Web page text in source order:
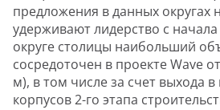
предложения в данных округах
удерживают лидерство с
округе столицы наибольший
сосредоточен в проекте Wave
м), в том числе за счет выхода
корпусов 2-го этапа